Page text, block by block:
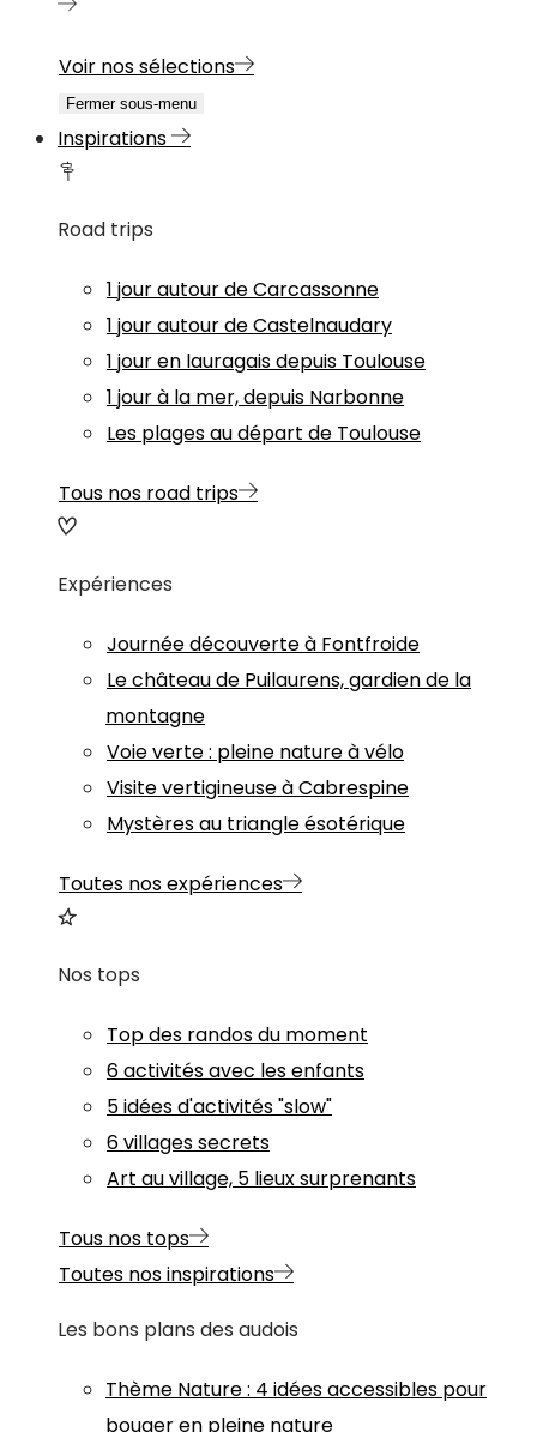
Voir nos sélections
Fermer sous-menu
Inspirations
Road trips
1 jour autour de Carcassonne
1 jour autour de Castelnaudary
1 jour en lauragais depuis Toulouse
1 jour à la mer, depuis Narbonne
Les plages au départ de Toulouse
Tous nos road trips
Expériences
Journée découverte à Fontfroide
Le château de Puilaurens, gardien de la
montagne
Voie verte : pleine nature à vélo
Visite vertigineuse à Cabrespine
Mystères au triangle ésotérique
Toutes nos expériences
Nos tops
Top des randos du moment
6 activités avec les enfants
5 idées d'activités "slow"
6 villages secrets
Art au village, 5 lieux surprenants
Tous nos tops
Toutes nos inspirations
Les bons plans des audois
Thème Nature: 4 idées accessibles pour
bouger en pleine nature